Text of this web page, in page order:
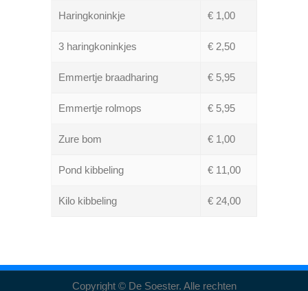
Haringkoninkje € 1,00
3 haringkoninkjes € 2,50
Emmertje braadharing € 5,95
Emmertje rolmops € 5,95
Zure bom € 1,00
Pond kibbeling € 11,00
Kilo kibbeling € 24,00
Copyright © De Soester. Alle rechten